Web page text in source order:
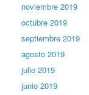
noviembre 2019
octubre 2019
septiembre 2019
agosto 2019
julio 2019
junio 2019